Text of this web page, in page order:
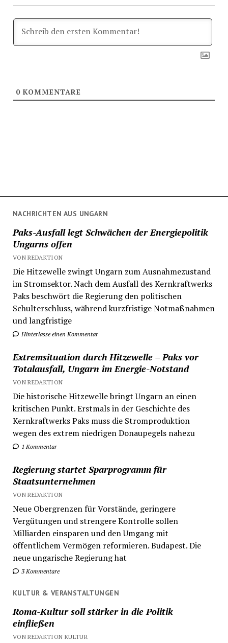
NACHRICHTEN AUS UNGARN
Paks-Ausfall legt Schwächen der Energiepolitik
Ungarns offen
VON REDAKTION
Die Hitzewelle zwingt Ungarn zum Ausnahmezustand
im Stromsektor. Nach dem Ausfall des Kernkraftwerks
Paks beschwört die Regierung den politischen
Schulterschluss, während kurzfristige Notmaßnahmen
und langfristige
Hinterlasse einen Kommentar
Extremsituation durch Hitzewelle – Paks vor
Totalausfall, Ungarn im Energie-Notstand
VON REDAKTION
Die historische Hitzewelle bringt Ungarn an einen
kritischen Punkt. Erstmals in der Geschichte des
Kernkraftwerks Paks muss die Stromproduktion
wegen des extrem niedrigen Donaupegels nahezu
1 Kommentar
Regierung startet Sparprogramm für
Staatsunternehmen
VON REDAKTION
Neue Obergrenzen für Vorstände, geringere
Vergütungen und strengere Kontrolle sollen
Milliarden einsparen und den Umgang mit
öffentlichem Vermögen reformieren. Budapest. Die
neue ungarische Regierung hat
3 Kommentare
KULTUR & VERANSTALTUNGEN
Roma-Kultur soll stärker in die Politik
einfließen
VON REDAKTION KULTUR
0KOMMENTARE